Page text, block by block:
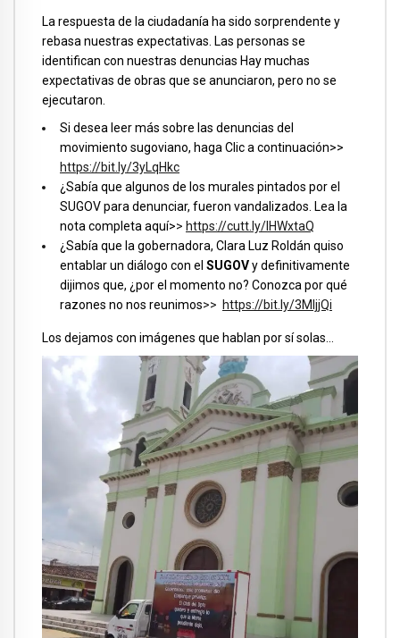
La respuesta de la ciudadanía ha sido sorprendente y
rebasa nuestras expectativas. Las personas se
identifican con nuestras denuncias Hay muchas
expectativas de obras que se anunciaron, pero no se
ejecutaron.
Si desea leer más sobre las denuncias del
movimiento sugoviano, haga Clic a continuación>>
https://bit.ly/3yLqHkc
¿Sabía que algunos de los murales pintados por el
SUGOV para denunciar, fueron vandalizados. Lea la
nota completa aquí>> https://cutt.ly/IHWxtaQ
¿Sabía que la gobernadora, Clara Luz Roldán quiso
entablar un diálogo con el SUGOVy definitivamente
dijimos que, ¿por el momento no? Conozca por qué
razones no nos reunimos>> https://bit.ly/3MljjQi
Los dejamos con imágenes que hablan por sí solas…